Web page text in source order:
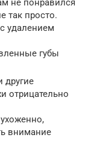
не понравился
так просто.
удалением
губы
отрицательно
внимание